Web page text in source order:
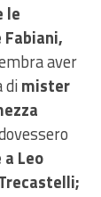
le
aver
dimister
Leo